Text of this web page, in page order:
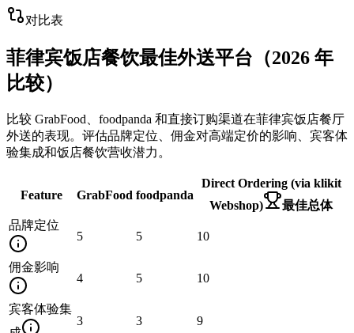
对比表
菲律宾饭店餐饮最佳外送平台（2026 年
比较）
比较 GrabFood、foodpanda 和直接订购渠道在菲律宾饭店餐厅
外送的表现。评估品牌定位、佣金对高端定价的影响、宾客体
验集成和饭店餐饮营收潜力。
Feature GrabFood foodpanda
Direct Ordering (via klikit
Webshop)
最佳总体
品牌定位
5
5 10
佣金影响
4
5 10
宾客体验集
3 3 9